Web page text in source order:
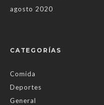
agosto 2020
CATEGORÍAS
Comida
Deportes
General